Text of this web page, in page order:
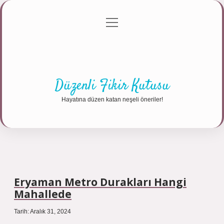
Gizlilik Politikası
menüyü
Düzenli Fikir Kutusu
Hayatına düzen katan neşeli öneriler!
Eryaman Metro Durakları Hangi
Mahallede
Tarih: Aralık 31, 2024